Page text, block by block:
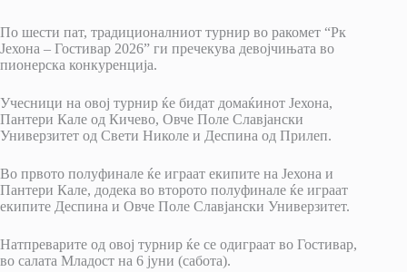
По шести пат, традиционалниот турнир во ракомет “Рк
Јехона – Гостивар 2026” ги пречекува девојчињата во
пионерска конкуренција.
Учесници на овој турнир ќе бидат домаќинот Јехона,
Пантери Кале од Кичево, Овче Поле Славјански
Универзитет од Свети Николе и Деспина од Прилеп.
Во првото полуфинале ќе играат екипите на Јехона и
Пантери Кале, додека во второто полуфинале ќе играат
екипите Деспина и Овче Поле Славјански Универзитет.
Натпреварите од овој турнир ќе се одиграат во Гостивар,
во салата Младост на 6 јуни (сабота).